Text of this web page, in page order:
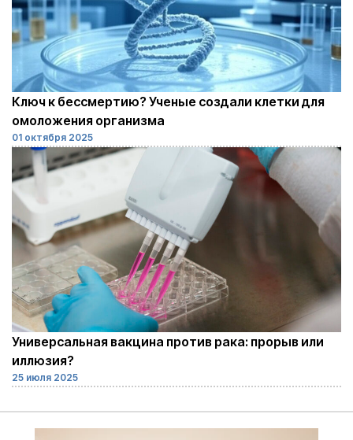
01 октября 2025
Ключ к бессмертию? Ученые создали клетки для
омоложения организма
25 июля 2025
Универсальная вакцина против рака: прорыв или
иллюзия?